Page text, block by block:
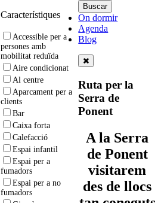
Característiques
Accessible per a
persones amb
mobilitat reduïda
Aire condicionat
Al centre
Aparcament per a
clients
Bar
Caixa forta
Calefacció
Espai infantil
Espai per a
fumadors
Espai per a no
fumadors
On dormir
Agenda
Blog
Ruta per la
Serra de
Ponent
A la Serra
de Ponent
visitarem
des de llocs